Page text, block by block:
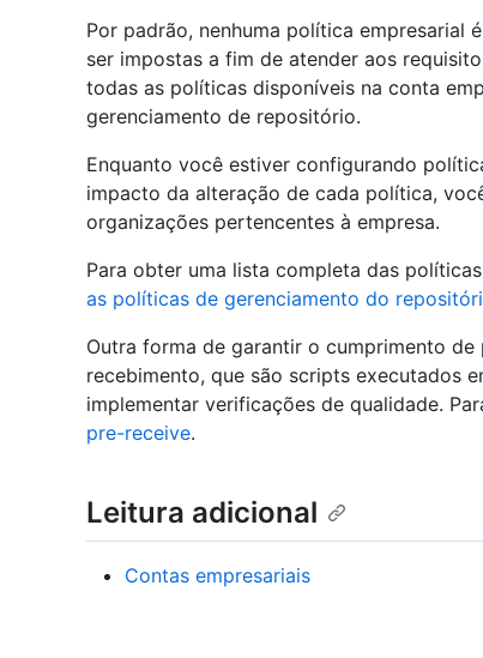
Por padrão, nenhuma política empresarial
ser impostas a fim de atender aos
todas as políticas disponíveis na conta
gerenciamento de repositório.
Enquanto você estiver configurando
impacto da alteração de cada política,
organizações pertencentes à empresa.
Para obter uma lista completa das
as políticas de gerenciamento do
Outra forma de garantir o cumprimento
recebimento, que são scripts executados
implementar verificações de qualidade.
pre-receive.
Leitura adicional
Contas empresariais